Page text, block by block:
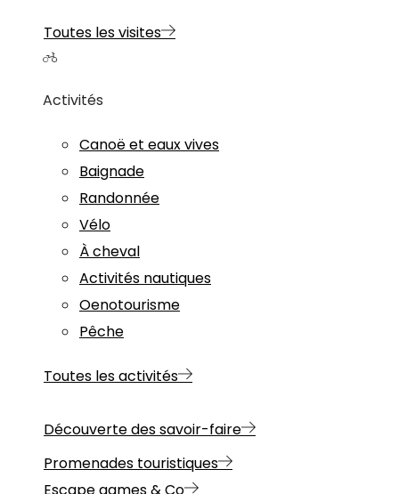
Toutes les visites
Activités
Canoë et eaux vives
Baignade
Randonnée
Vélo
À cheval
Activités nautiques
Oenotourisme
Pêche
Toutes les activités
Découverte des savoir-faire
Promenades touristiques